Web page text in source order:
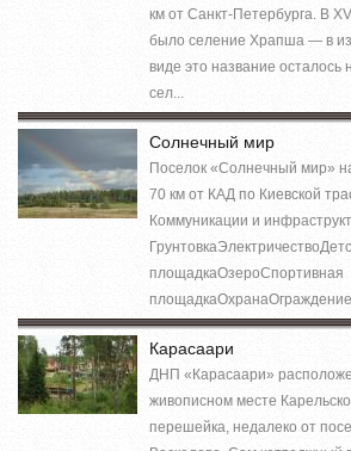
км от Санкт-Петербурга. В
было селение Храпша — в
виде это название осталось
сел...
Солнечный мир
Поселок «Солнечный мир»
70 км от КАД по Киевской
Коммуникации и
площадкаОзероСпортивная
Карасаари
ДНП «Карасаари»
живописном месте
перешейка, недалеко от